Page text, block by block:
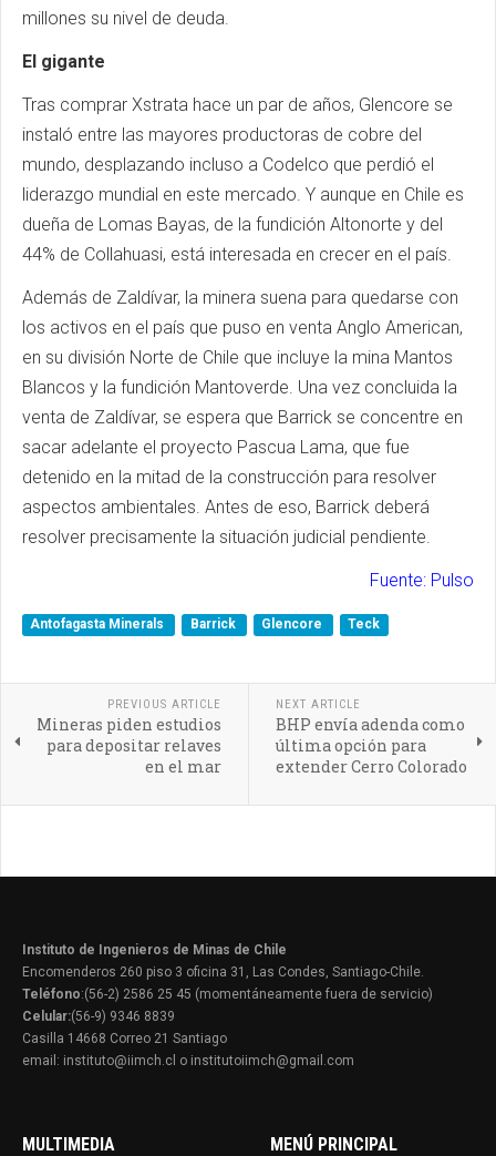
millones su nivel de deuda.
El gigante
Tras comprar Xstrata hace un par de años, Glencore se
instaló entre las mayores productoras de cobre del
mundo, desplazando incluso a Codelco que perdió el
liderazgo mundial en este mercado. Y aunque en Chile es
dueña de Lomas Bayas, de la fundición Altonorte y del
44% de Collahuasi, está interesada en crecer en el país.
Además de Zaldívar, la minera suena para quedarse con
los activos en el país que puso en venta Anglo American,
en su división Norte de Chile que incluye la mina Mantos
Blancos y la fundición Mantoverde. Una vez concluida la
venta de Zaldívar, se espera que Barrick se concentre en
sacar adelante el proyecto Pascua Lama, que fue
detenido en la mitad de la construcción para resolver
aspectos ambientales. Antes de eso, Barrick deberá
resolver precisamente la situación judicial pendiente.
Fuente: Pulso
Antofagasta Minerals Barrick Glencore Teck
PREVIOUS ARTICLE
Mineras piden estudios
para depositar relaves
en el mar
NEXT ARTICLE
BHP envía adenda como
última opción para
extender Cerro Colorado
Instituto de Ingenieros de Minas de Chile
Encomenderos 260 piso 3 oficina 31, Las Condes, Santiago-Chile.
Teléfono:(56-2) 2586 25 45 (momentáneamente fuera de servicio)
Celular:(56-9) 9346 8839
Casilla 14668 Correo 21 Santiago
email: instituto@iimch.cl o institutoiimch@gmail.com
MULTIMEDIA MENÚ PRINCIPAL